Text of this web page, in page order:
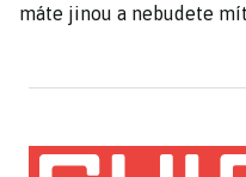
máte jinou a nebudete